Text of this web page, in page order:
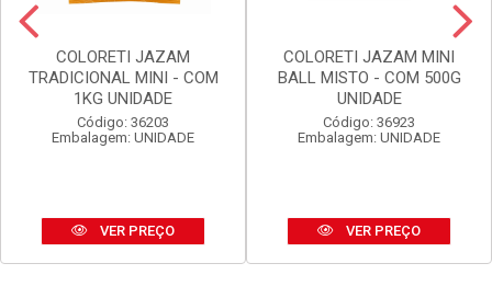
COLORETI JAZAM
TRADICIONAL MINI - COM
1KG UNIDADE
Código: 36203
Embalagem: UNIDADE
VER PREÇO
COLORETI JAZAM MINI
BALL MISTO - COM 500G
UNIDADE
Código: 36923
Embalagem: UNIDADE
VER PREÇO